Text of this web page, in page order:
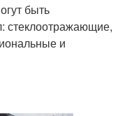
быть
стеклоотражающие,
и